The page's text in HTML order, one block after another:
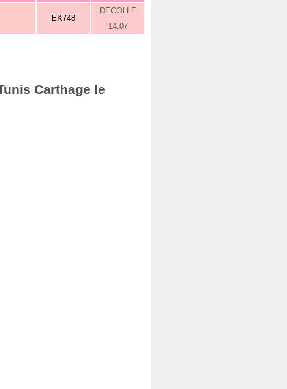
EK748
DECOLLE
14:07
Carthage le